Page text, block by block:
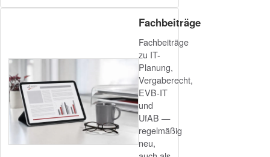
Fachbeiträge
Fachbeiträge
zu IT-
Planung,
Vergaberecht,
EVB-IT
und
UfAB —
regelmäßig
neu,